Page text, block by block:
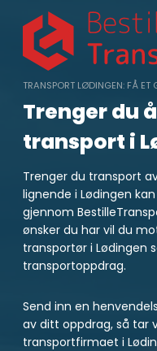
content
TRANSPORT LØDINGEN: FÅ ET
Trenger du
transport i
Trenger du transport
lignende i Lødingen
gjennom
ønsker du har vil du
transportør i Lødingen
transportoppdrag.
Send inn en
av ditt oppdrag, så tar
transportfirmaet i